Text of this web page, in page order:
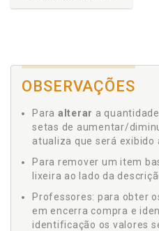
OBSERVAÇÕES
Para alterar a
setas de aumentar/
atualiza que será exibido
Para remover um item
lixeira ao lado da
Professores: para obter
em encerra compra e
identificação os valores